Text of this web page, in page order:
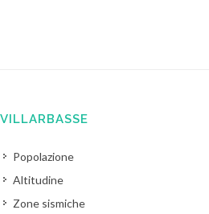
VILLARBASSE
Popolazione
Altitudine
Zone sismiche